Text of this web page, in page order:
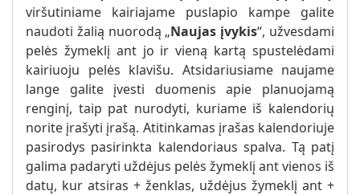
viršutiniame kairiajame puslapio kampe galite
naudoti žalią nuorodą „Naujas įvykis“, užvesdami
pelės žymeklį ant jo ir vieną kartą spustelėdami
kairiuoju pelės klavišu. Atsidariusiame naujame
lange galite įvesti duomenis apie planuojamą
renginį, taip pat nurodyti, kuriame iš kalendorių
norite įrašyti įrašą. Atitinkamas įrašas kalendoriuje
pasirodys pasirinkta kalendoriaus spalva. Tą patį
galima padaryti uždėjus pelės žymeklį ant vienos iš
datų, kur atsiras + ženklas, uždėjus žymeklį ant +